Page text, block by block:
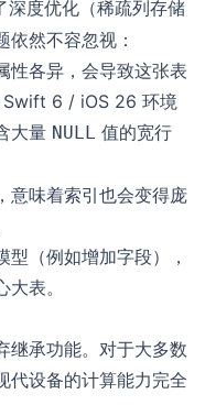
深度优化（稀疏列存储
然不容忽视：
性各异，会导致这张表
Swift 6 / iOS 26 环境
大量 NULL 值的宽行
意味着索引也会变得庞
型（例如增加字段），
表。
继承功能。对于大多数
代设备的计算能力完全